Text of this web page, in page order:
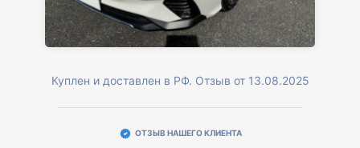
Куплен и доставлен в РФ. Отзыв от 13.08.2025
ОТЗЫВ НАШЕГО КЛИЕНТА